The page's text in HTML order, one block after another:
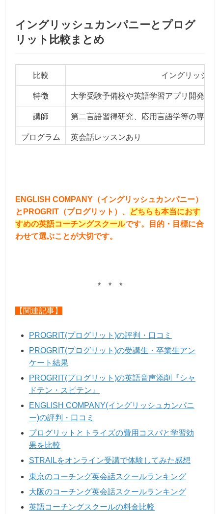
イングリッシュカンパニーとプログ
リット比較まとめ
比較 イングリッシュ
特徴 大学受験予備校や英語学習アプリ開発の
講師 第二言語習得研究、応用言語学等の専門
プログラム 英会話レッスンあり
おすすめ 大人からの中学英語やり直し、TOEICス
ENGLISH COMPANY（イングリッシュカンパニー）
とPROGRIT（プログリット）、
どちらも本当におす
すめの英語コーチングスクールです。目的・目標に合
わせて選ぶことが大切です。
* * *
【関連記事】
PROGRIT(プログリット)の評判・口コミ
PROGRIT(プログリット)の受講生・卒業生アン
ケート結果
PROGRIT(プログリット)の英語音声添削『シャ
ドテン・スピテン』
ENGLISH COMPANY(イングリッシュカンパニ
ー)の評判・口コミ
プログリットとトライズの費用コスパと学習効
果を比較
STRAILをオンライン受講で体験してみた感想
東京のコーチング英会話スクールランキング
大阪のコーチング英会話スクールランキング
英語コーチングスクールの料金比較